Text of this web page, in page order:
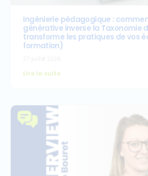
Ingénierie pédagogique :
générative inverse la Taxonomie
transforme les pratiques de vos
formation)
Lire la suite